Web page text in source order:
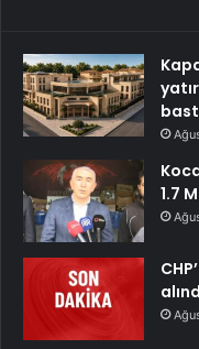
1.7